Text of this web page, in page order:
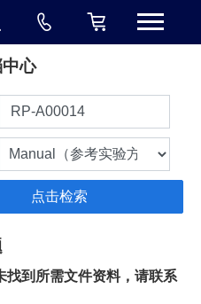
心
找到所需文件资料，请联系